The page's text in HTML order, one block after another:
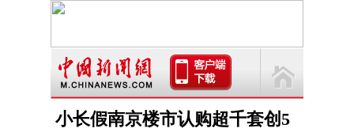
小长假南京楼市认购超千套创5